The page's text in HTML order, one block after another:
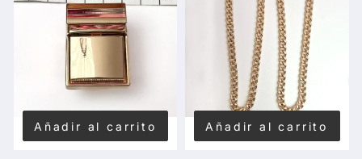
Añadir al carrito Añadir al carrito